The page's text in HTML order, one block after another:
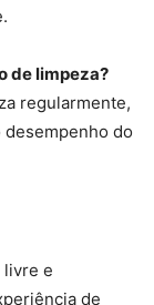
de limpeza?
regularmente,
desempenho do
livre e
de